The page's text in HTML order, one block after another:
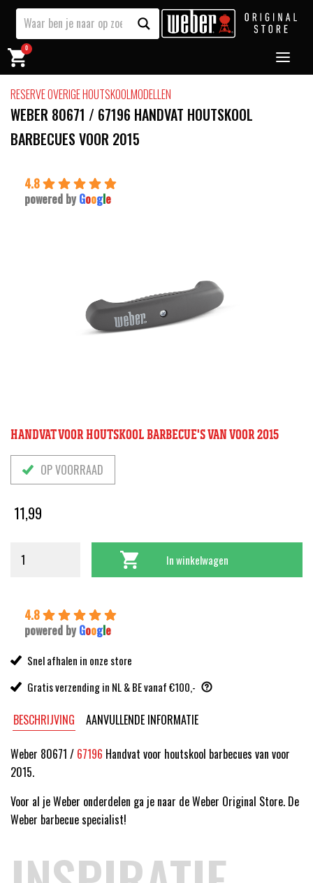
0
RESERVE OVERIGE HOUTSKOOLMODELLEN
WEBER 80671 / 67196 HANDVAT HOUTSKOOL
BARBECUES VOOR 2015
4.8
powered by Google
HANDVAT VOOR HOUTSKOOL BARBECUE'S VAN VOOR 2015
OP VOORRAAD
11,99
In winkelwagen
4.8
powered by Google
Snel afhalen in onze store
Gratis verzending in NL & BE vanaf €100,-
BESCHRIJVING AANVULLENDE INFORMATIE
Weber 80671 / 67196 Handvat voor houtskool barbecues van voor
2015.
Voor al je Weber onderdelen ga je naar de Weber Original Store. De
Weber barbecue specialist!